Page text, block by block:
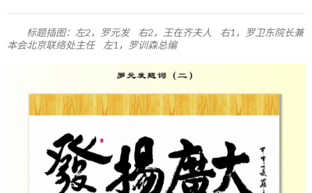
标题插图：左2，罗元发 右2，王在齐夫人 右1，罗卫东院长兼
本会北京联络处主任 左1，罗训森总编